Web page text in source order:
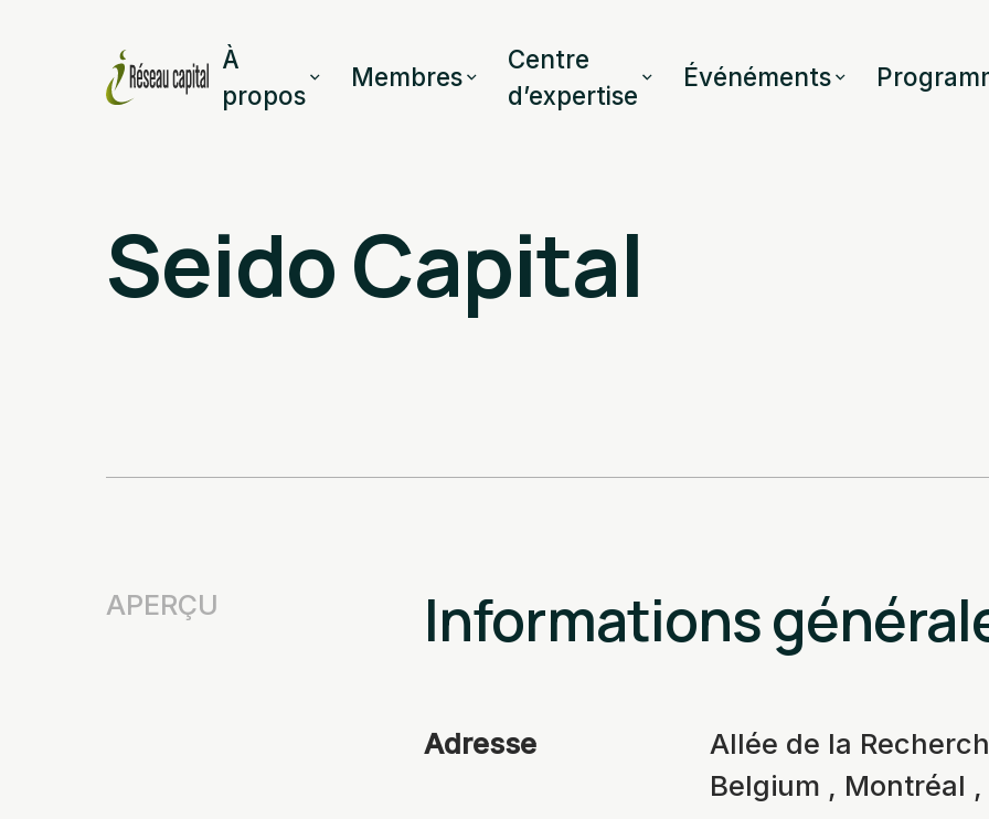
À
propos
Membres
Centre
d’expertise
Événéments
Seido Capital
APERÇU Informations
Adresse
Allée de la
Belgium , Montréal